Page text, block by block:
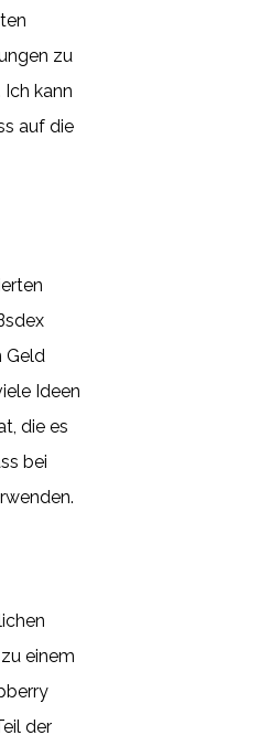
zu
kann
auf die
Geld
Ideen
die es
bei
einem
der